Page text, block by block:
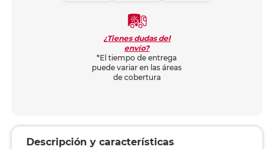
¿Tienes dudas del
envío?
*El tiempo de entrega
puede variar en las áreas
de cobertura
Descripción y características